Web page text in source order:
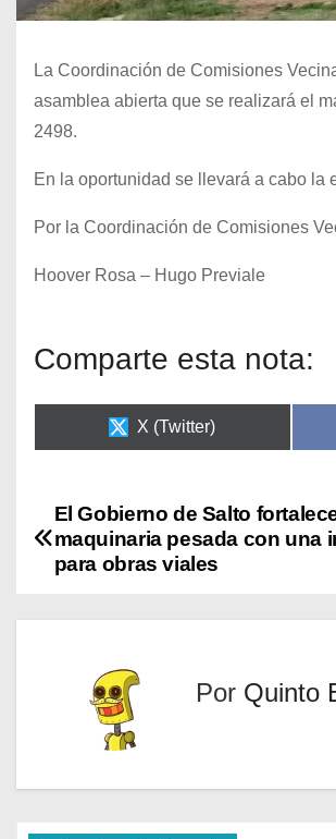
La Coordinación de Comisiones
asamblea abierta que se realizará el
2498.
En la oportunidad se llevará a cabo
Por la Coordinación de Comisiones
Hoover Rosa – Hugo Previale
Comparte esta nota:
X (Twitter)
El Gobierno de Salto
maquinaria pesada con una
para obras viales
Por Quinto